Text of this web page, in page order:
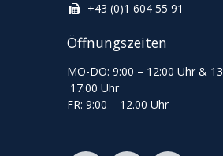
+43 (0)1 604 55 91
Öffnungszeiten
MO-DO: 9:00 – 12:00 Uhr & 13
17:00 Uhr
FR: 9:00 – 12.00 Uhr